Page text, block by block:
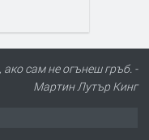
сам не огънеш гръб. -
Мартин Лутър Кинг